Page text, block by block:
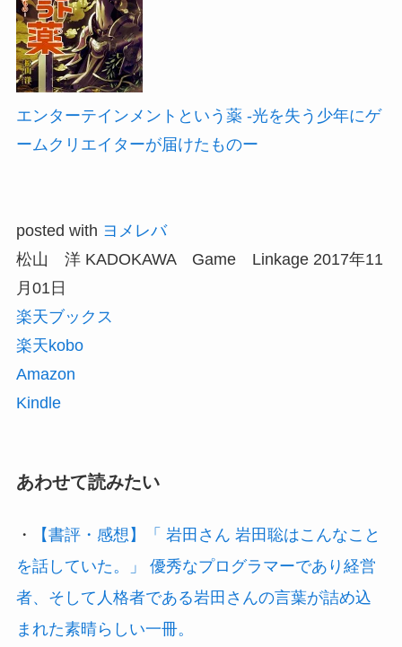
エンターテインメントという薬 -光を失う少年にゲ
ームクリエイターが届けたものー
posted with ヨメレバ
松山 洋 KADOKAWA Game Linkage 2017年11
月01日
楽天ブックス
楽天kobo
Amazon
Kindle
あわせて読みたい
・
【書評・感想】「 岩田さん 岩田聡はこんなこと
を話していた。」 優秀なプログラマーであり経営
者、そして人格者である岩田さんの言葉が詰め込
まれた素晴らしい一冊。